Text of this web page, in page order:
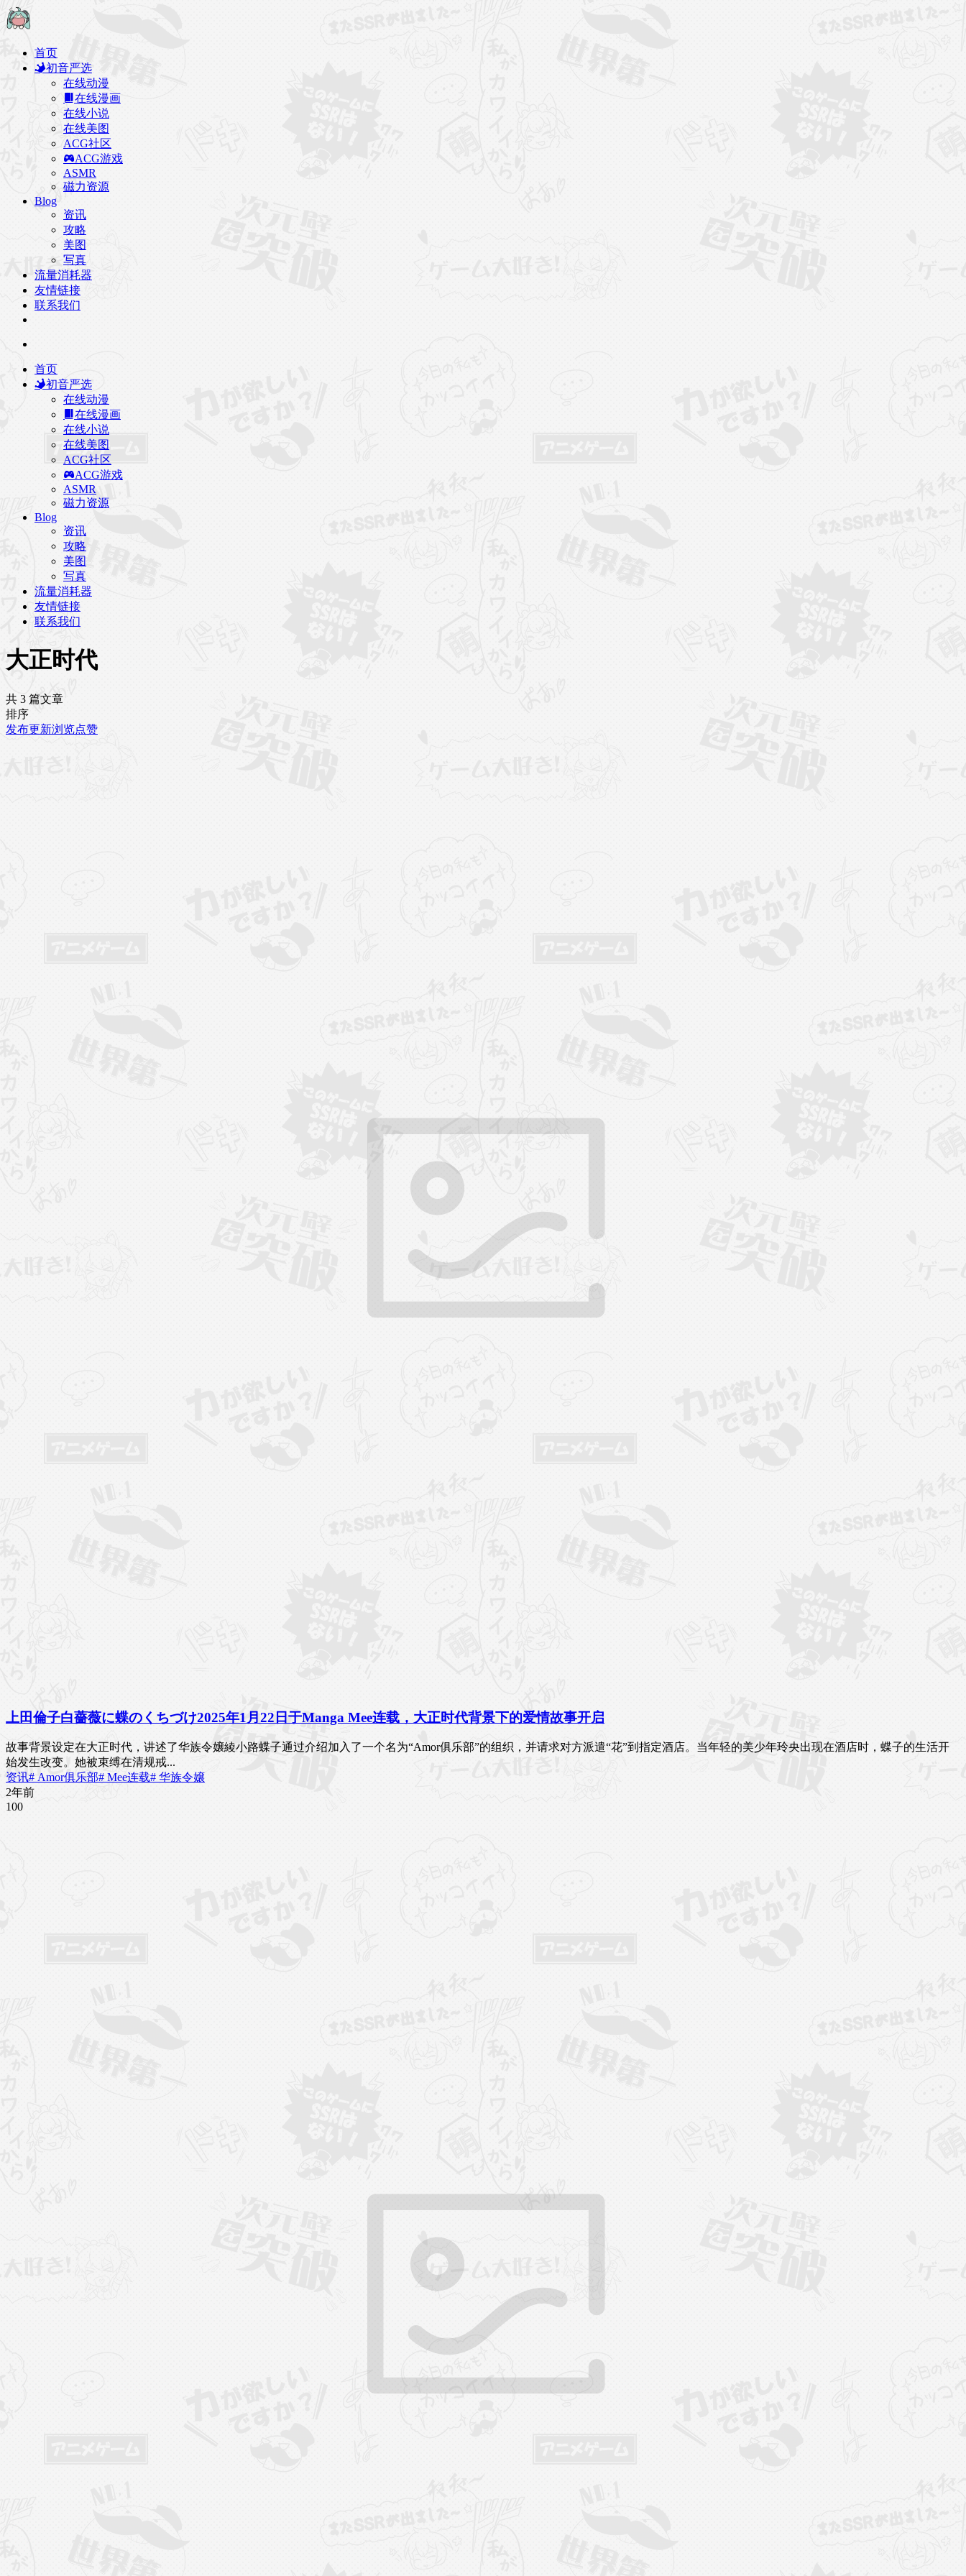
首页
初音严选
在线动漫
在线漫画
在线小说
在线美图
ACG社区
ACG游戏
ASMR
磁力资源
Blog
资讯
攻略
美图
写真
流量消耗器
友情链接
联系我们
首页
初音严选
在线动漫
在线漫画
在线小说
在线美图
ACG社区
ACG游戏
ASMR
磁力资源
Blog
资讯
攻略
美图
写真
流量消耗器
友情链接
联系我们
大正时代
共 3 篇文章
排序
发布更新浏览点赞
上田倫子白薔薇に蝶のくちづけ2025年1月22日于Manga Mee连载，大正时代背景下的爱情故事开启
故事背景设定在大正时代，讲述了华族令嬢綾小路蝶子通过介绍加入了一个名为“Amor俱乐部”的组织，并请求对方派遣“花”到指定酒店。当年轻的美少年玲央出现在酒店时，蝶子的生活开
始发生改变。她被束缚在清规戒...
资讯# Amor俱乐部# Mee连载# 华族令嬢
2年前
100